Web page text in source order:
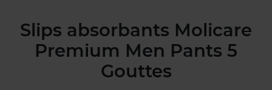
Slips absorbants Molicare
Premium Men Pants 5
Gouttes